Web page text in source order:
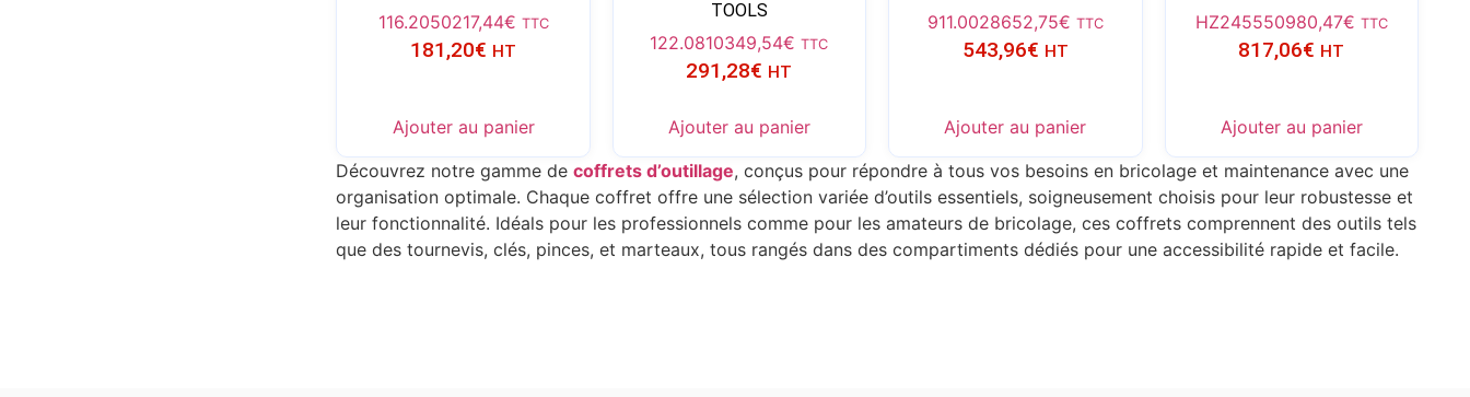
116.2050217,44€ TTC
181,20€ HT
Ajouter au panier
TOOLS
122.0810349,54€ TTC
291,28€ HT
Ajouter au panier
911.0028652,75€ TTC
543,96€ HT
Ajouter au panier
HZ245550980,47€ TTC
817,06€ HT
Ajouter au panier
Découvrez notre gamme decoffrets d’outillage, conçus pour répondre à tous vos besoins en bricolage et maintenance avec une
organisation optimale. Chaque coffret offre une sélection variée d’outils essentiels, soigneusement choisis pour leur robustesse et
leur fonctionnalité. Idéals pour les professionnels comme pour les amateurs de bricolage, ces coffrets comprennent des outils tels
que des tournevis, clés, pinces, et marteaux, tous rangés dans des compartiments dédiés pour une accessibilité rapide et facile.